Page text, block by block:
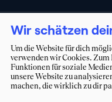
Wir schätzen
Um die Website für dich
verwenden wir Cookies.
Funktionen für soziale
unsere Website zu
machen, die wirklich zu dir